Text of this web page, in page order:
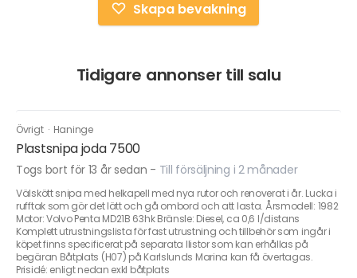
Skapa bevakning
Tidigare annonser till salu
Övrigt · Haninge
Plastsnipa joda 7500
Togs bort för 13 år sedan - Till försäljning i 2 månader
Välskött snipa med helkapell med nya rutor och renoverat i år. Lucka i
rufftak som gör det lätt och gå ombord och att lasta. Årsmodell: 1982
Motor: Volvo Penta MD21B 63hk Bränsle: Diesel, ca 0,6 l/distans
Komplett utrustningslista för fast utrustning och tillbehör som ingår i
köpet finns specificerat på separata llistor som kan erhållas på
begäran Båtplats (H07) på Karlslunds Marina kan få övertagas.
Prisidé: enligt nedan exkl båtplats